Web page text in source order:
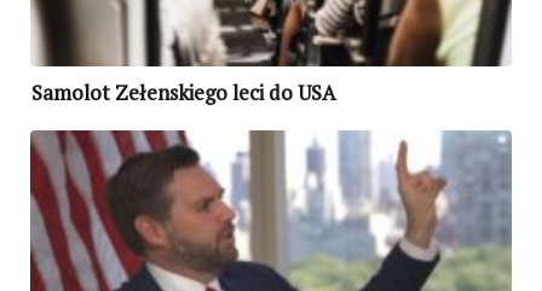
Samolot Zełenskiego leci do USA